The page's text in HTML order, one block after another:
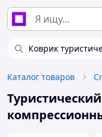
Коврик
Каталог товаров